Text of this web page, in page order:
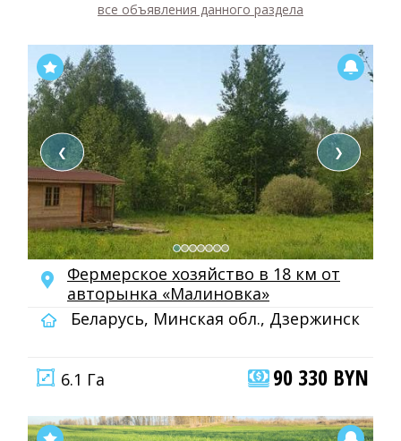
все объявления данного раздела
❮ ❯
Фермерское хозяйство в 18 км от
авторынка «Малиновка»
Беларусь, Минская обл., Дзержинск
6.1 Га 90 330 BYN